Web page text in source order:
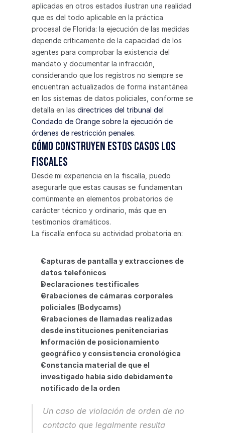
aplicadas en otros estados ilustran una realidad
que es del todo aplicable en la práctica
procesal de Florida: la ejecución de las medidas
depende críticamente de la capacidad de los
agentes para comprobar la existencia del
mandato y documentar la infracción,
considerando que los registros no siempre se
encuentran actualizados de forma instantánea
en los sistemas de datos policiales, conforme se
detalla en las directrices del tribunal del
Condado de Orange sobre la ejecución de
órdenes de restricción penales.
Cómo construyen estos casos los
fiscales
Desde mi experiencia en la fiscalía, puedo
asegurarle que estas causas se fundamentan
comúnmente en elementos probatorios de
carácter técnico y ordinario, más que en
testimonios dramáticos.
La fiscalía enfoca su actividad probatoria en:
Capturas de pantalla y extracciones de
datos telefónicos
Declaraciones testificales
Grabaciones de cámaras corporales
policiales (Bodycams)
Grabaciones de llamadas realizadas
desde instituciones penitenciarias
Información de posicionamiento
geográfico y consistencia cronológica
Constancia material de que el
investigado había sido debidamente
notificado de la orden
Un caso de violación de orden de no
contacto que legalmente resulta